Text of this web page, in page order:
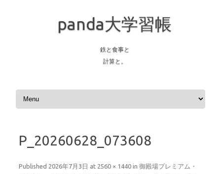
panda大学習帳
鉄と食事と
計算と。
Skip to content
P_20260628_073608
Published 2026年7月3日 at 2560 × 1440 in 御殿場プレミアム・